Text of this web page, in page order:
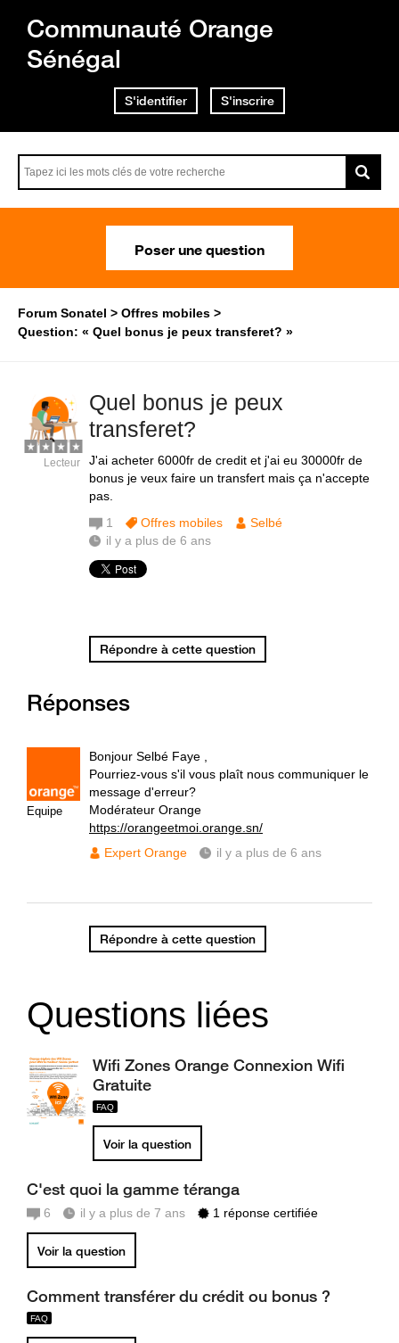
Communauté Orange
Sénégal
S'identifier S'inscrire
Poser une question
Forum Sonatel
Offres mobiles
Question: « Quel bonus je peux transferet? »
Quel bonus je peux
transferet?
J'ai acheter 6000fr de credit et j'ai eu 30000fr de
bonus je veux faire un transfert mais ça n'accepte
pas.
Lecteur
1 Offres mobiles
Selbé
il y a plus de 6 ans
Répondre à cette question
Réponses
Equipe
Bonjour Selbé Faye ,
Pourriez-vous s'il vous plaît nous communiquer le
message d'erreur?
Modérateur Orange
https://orangeetmoi.orange.sn/
Expert Orange
il y a plus de 6 ans
Répondre à cette question
Questions liées
Wifi Zones Orange Connexion Wifi
Gratuite
Voir la question
C'est quoi la gamme téranga
6 il y a plus de 7 ans 1 réponse certifiée
Voir la question
Comment transférer du crédit ou bonus ?